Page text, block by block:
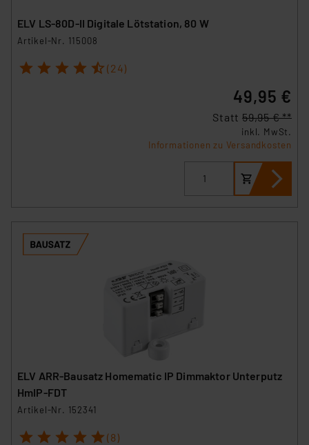
ELV LS-80D-II Digitale Lötstation, 80 W
Artikel-Nr. 115008
1 2 3 4 5 (24)
49,95 €
Statt 59,95 € **
inkl. MwSt.
Informationen zu Versandkosten
ELV ARR-Bausatz Homematic IP Dimmaktor Unterputz
HmIP-FDT
Artikel-Nr. 152341
1 2 3 4 5 (8)